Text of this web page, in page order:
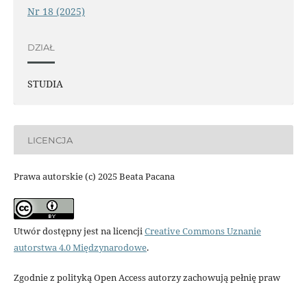
Nr 18 (2025)
DZIAŁ
STUDIA
LICENCJA
Prawa autorskie (c) 2025 Beata Pacana
Utwór dostępny jest na licencjiCreative Commons Uznanie
autorstwa 4.0 Międzynarodowe.
Zgodnie z polityką Open Access autorzy zachowują pełnię praw